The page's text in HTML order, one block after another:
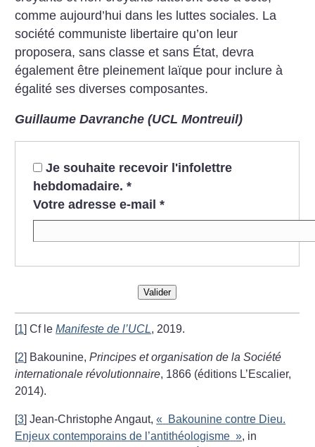
comme aujourd’hui dans les luttes sociales. La
société communiste libertaire qu’on leur
proposera, sans classe et sans État, devra
également être pleinement laïque pour inclure à
égalité ses diverses composantes.
Guillaume Davranche (UCL Montreuil)
Je souhaite recevoir l'infolettre
hebdomadaire. *
Votre adresse e-mail *
Valider
[1]Cf leManifeste de l’UCL, 2019.
[2] Bakounine,Principes et organisation de la Société
internationale révolutionnaire, 1866 (éditions L’Escalier,
2014).
[3]Jean-Christophe Angaut,«
Bakounine contre Dieu.
Enjeux contemporains de l’antithéologisme », in